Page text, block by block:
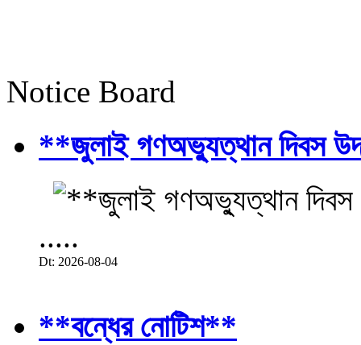
Notice Board
**জুলাই গণঅভ্যুত্থান দিবস
.....
Dt: 2026-08-04
**বন্ধের নোটিশ**